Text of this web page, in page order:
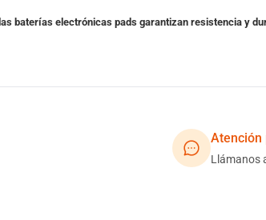
las baterías electrónicas pads garantizan resistencia y
Atención
Llámanos